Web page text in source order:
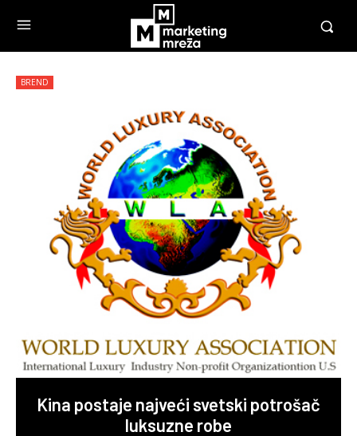
BREND
Kina postaje najveći svetski potrošač
luksuzne robe